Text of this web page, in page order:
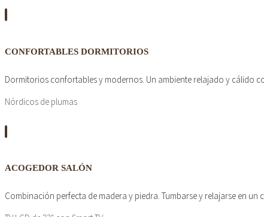
CONFORTABLES DORMITORIOS
Dormitorios confortables y modernos. Un ambiente relajado y cálido
Nórdicos de plumas
ACOGEDOR SALÓN
Combinación perfecta de madera y piedra. Tumbarse y relajarse en